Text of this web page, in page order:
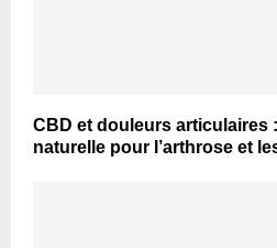
CBD et douleurs articulaires
naturelle pour l’arthrose et